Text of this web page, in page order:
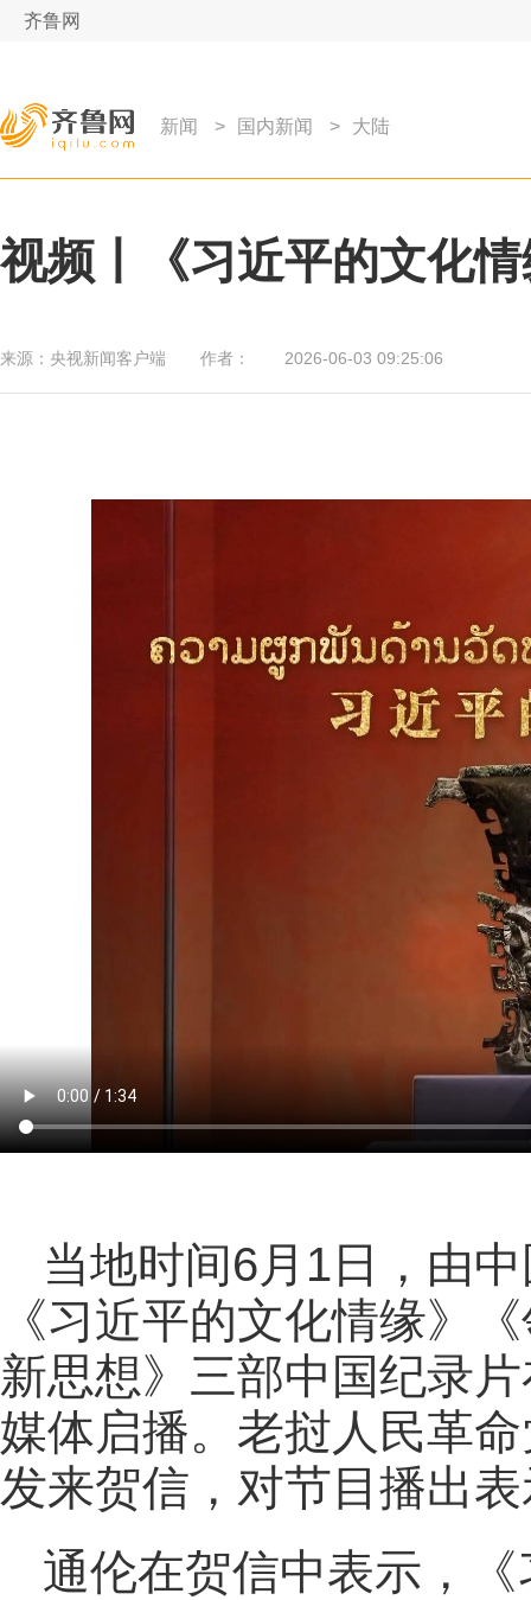
齐鲁网
新闻 > 国内新闻 > 大陆
视频丨《习近平的文化
来源： 央视新闻客户端 作者： 2026-06-03 09:25:06
当地时间6月1日，由
《习近平的文化情缘》
新思想》三部中国纪录
媒体启播。老挝人民革
发来贺信，对节目播出
通伦在贺信中表示，